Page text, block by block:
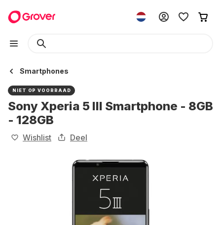
Smartphones
NIET OP VOORRAAD
Sony Xperia 5 lll Smartphone - 8GB
- 128GB
Wishlist Deel